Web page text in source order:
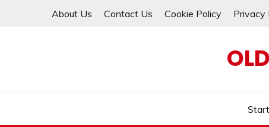
About Us Contact Us Cookie Policy Privacy